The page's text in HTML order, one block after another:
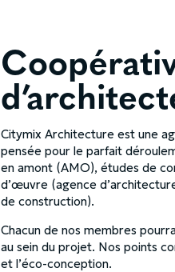
Citymix Architecture est une
pensée pour le parfait
en amont (AMO), études de
d’œuvre (agence
de construction).
Chacun de nos membres
au sein du projet. Nos points
et l’éco-conception.